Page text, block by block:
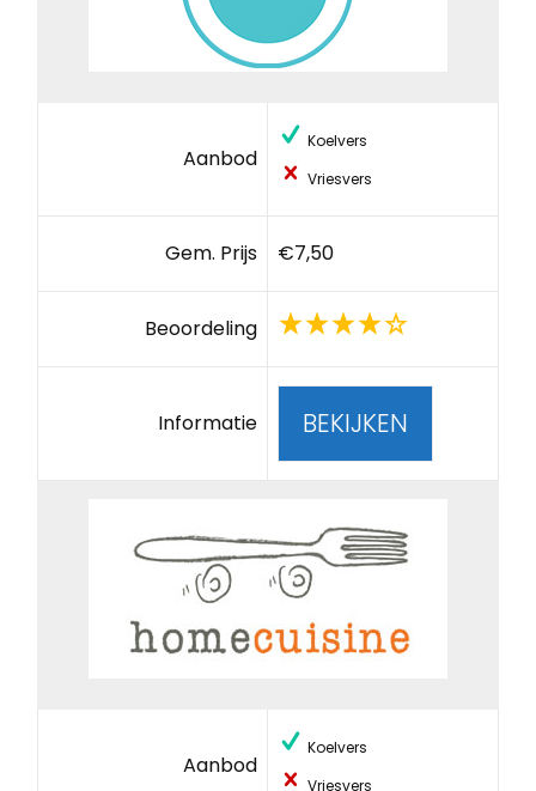
Aanbod
Koelvers
Vriesvers
Gem. Prijs €7,50
Beoordeling
Informatie BEKIJKEN
Aanbod
Koelvers
Vriesvers